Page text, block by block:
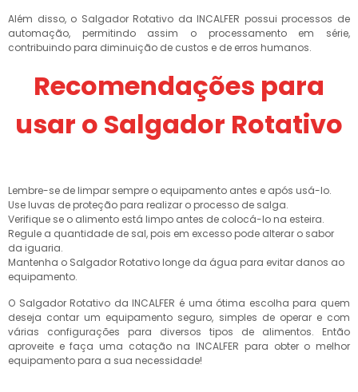
Além disso, o Salgador Rotativo da INCALFER possui processos de
automação, permitindo assim o processamento em série,
contribuindo para diminuição de custos e de erros humanos.
Recomendações para
usar o Salgador Rotativo
Lembre-se de limpar sempre o equipamento antes e após usá-lo.
Use luvas de proteção para realizar o processo de salga.
Verifique se o alimento está limpo antes de colocá-lo na esteira.
Regule a quantidade de sal, pois em excesso pode alterar o sabor
da iguaria.
Mantenha o Salgador Rotativo longe da água para evitar danos ao
equipamento.
O Salgador Rotativo da INCALFER é uma ótima escolha para quem
deseja contar um equipamento seguro, simples de operar e com
várias configurações para diversos tipos de alimentos. Então
aproveite e faça uma cotação na INCALFER para obter o melhor
equipamento para a sua necessidade!